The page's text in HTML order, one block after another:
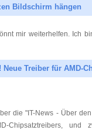
Bildschirm hängen
mir weiterhelfen. Ich
Treiber für AMD-
die "IT-News - Über
Chipsatztreibers, und